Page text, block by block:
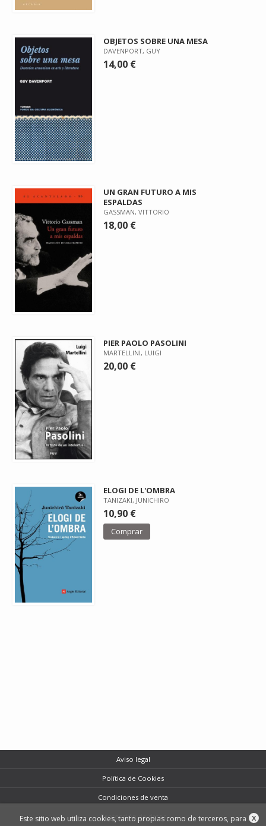
OBJETOS SOBRE UNA MESA
DAVENPORT, GUY
14,00 €
UN GRAN FUTURO A MIS
ESPALDAS
GASSMAN, VITTORIO
18,00 €
PIER PAOLO PASOLINI
MARTELLINI, LUIGI
20,00 €
ELOGI DE L'OMBRA
TANIZAKI, JUNICHIRO
10,90 €
Comprar
Aviso legal
Política de Cookies
Condiciones de venta
Protección de datos X
Este sitio web utiliza cookies, tanto propias como de terceros, para